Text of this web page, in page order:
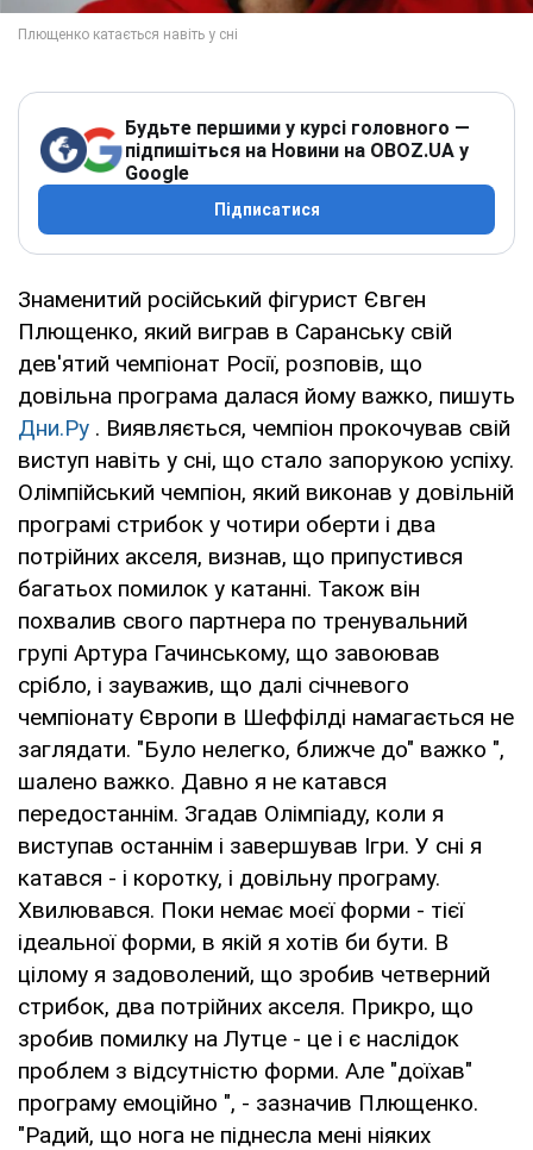
Будьте першими у курсі головного —
підпишіться на Новини на OBOZ.UA у
Google
Підписатися
Знаменитий російський фігурист Євген
Плющенко, який виграв в Саранську свій
дев'ятий чемпіонат Росії, розповів, що
довільна програма далася йому важко, пишуть
Дни.Ру . Виявляється, чемпіон прокочував свій
виступ навіть у сні, що стало запорукою успіху.
Олімпійський чемпіон, який виконав у довільній
програмі стрибок у чотири оберти і два
потрійних акселя, визнав, що припустився
багатьох помилок у катанні. Також він
похвалив свого партнера по тренувальний
групі Артура Гачинському, що завоював
срібло, і зауважив, що далі січневого
чемпіонату Європи в Шеффілді намагається не
заглядати. "Було нелегко, ближче до" важко ",
шалено важко. Давно я не катався
передостаннім. Згадав Олімпіаду, коли я
виступав останнім і завершував Ігри. У сні я
катався - і коротку, і довільну програму.
Хвилювався. Поки немає моєї форми - тієї
ідеальної форми, в якій я хотів би бути. В
цілому я задоволений, що зробив четверний
стрибок, два потрійних акселя. Прикро, що
зробив помилку на Лутце - це і є наслідок
проблем з відсутністю форми. Але "доїхав"
програму емоційно ", - зазначив Плющенко.
"Радий, що нога не піднесла мені ніяких